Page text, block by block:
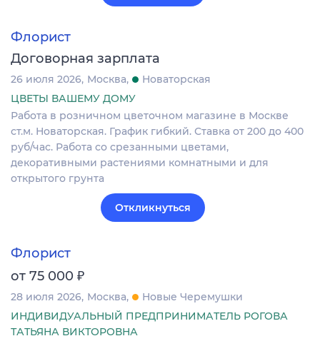
Флорист
Договорная зарплата
26 июля 2026 Москва
Новаторская
ЦВЕТЫ ВАШЕМУ ДОМУ
Работа в розничном цветочном магазине в Москве
ст.м. Новаторская. График гибкий. Ставка от 200 до 400
руб/час. Работа со срезанными цветами,
декоративными растениями комнатными и для
открытого грунта
Откликнуться
Флорист
от 75 000 ₽
28 июля 2026 Москва
Новые Черемушки
ИНДИВИДУАЛЬНЫЙ ПРЕДПРИНИМАТЕЛЬ РОГОВА
ТАТЬЯНА ВИКТОРОВНА